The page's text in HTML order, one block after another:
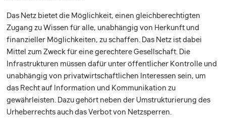
Das Netz bietet die Möglichkeit, einen gleichberechtigten
Zugang zu Wissen für alle, unabhängig von Herkunft und
finanzieller Möglichkeiten, zu schaffen. Das Netz ist dabei
Mittel zum Zweck für eine gerechtere Gesellschaft. Die
Infrastrukturen müssen dafür unter öffentlicher Kontrolle und
unabhängig von privatwirtschaftlichen Interessen sein, um
das Recht auf Information und Kommunikation zu
gewährleisten. Dazu gehört neben der Umstrukturierung des
Urheberrechts auch das Verbot von Netzsperren.